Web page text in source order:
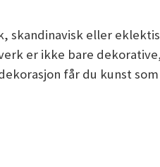
eller
er ikke bare
får du kunst